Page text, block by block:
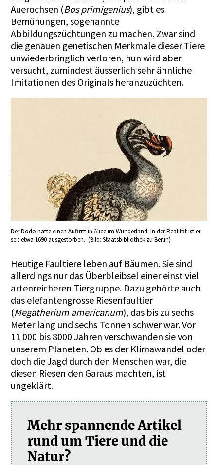
Auerochsen (Bos primigenius), gibt es
Bemühungen, sogenannte
Abbildungszüchtungen zu machen. Zwar sind
die genauen genetischen Merkmale dieser Tiere
unwiederbringlich verloren, nun wird aber
versucht, zumindest äusserlich sehr ähnliche
Imitationen des Originals heranzuzüchten.
Der Dodo hatte einen Auftritt in Alice im Wunderland. In der Realität ist er
seit etwa 1690 ausgestorben. (Bild: Staatsbibliothek zu Berlin)
Heutige Faultiere leben auf Bäumen. Sie sind
allerdings nur das Überbleibsel einer einst viel
artenreicheren Tiergruppe. Dazu gehörte auch
das elefantengrosse Riesenfaultier
(Megatherium americanum), das bis zu sechs
Meter lang und sechs Tonnen schwer war. Vor
11 000 bis 8000 Jahren verschwanden sie von
unserem Planeten. Ob es der Klimawandel oder
doch die Jagd durch den Menschen war, die
diesen Riesen den Garaus machten, ist
ungeklärt.
Mehr spannende Artikel
rund um Tiere und die
Natur?